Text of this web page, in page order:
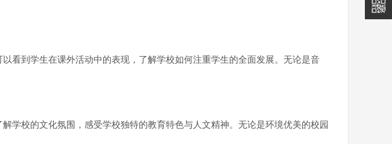
看到学生在课外活动中的表现，了解学校如何注重学生的全面发展。无论是音
学校的文化氛围，感受学校独特的教育特色与人文精神。无论是环境优美的校园